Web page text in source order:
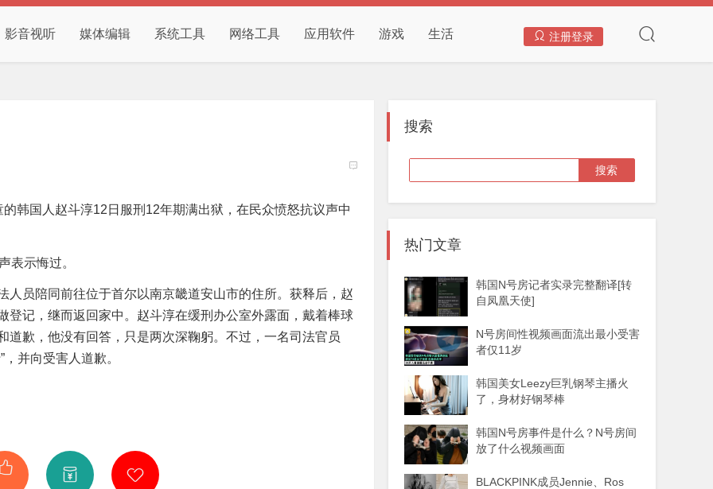
影音视听 媒体编辑 系统工具 网络工具 应用软件 游戏 生活 注册登录
韩国人赵斗淳12日服刑12年期满出狱，在民众愤怒抗议声中
表示悔过。
员陪同前往位于首尔以南京畿道安山市的住所。获释后，赵
登记，继而返回家中。赵斗淳在缓刑办公室外露面，戴着棒球
歉，他没有回答，只是两次深鞠躬。不过，一名司法官员
并向受害人道歉。
搜索
热门文章
韩国N号房记者实录完整翻译[转
自凤凰天使]
N号房间性视频画面流出最小受害
者仅11岁
韩国美女Leezy巨乳钢琴主播火
了，身材好钢琴棒
韩国N号房事件是什么？N号房间
放了什么视频画面
BLACKPINK成员Jennie、Ros